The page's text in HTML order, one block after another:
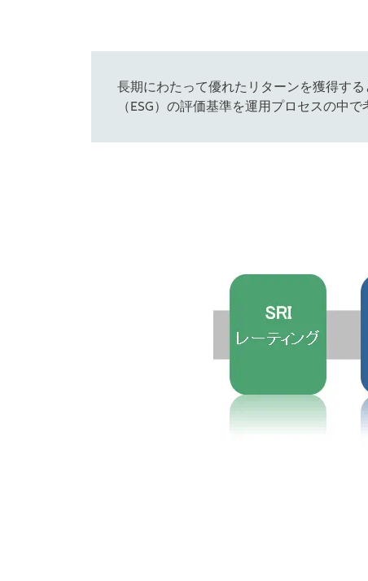
長期にわたって優れたリターンを獲得す
（ESG）の評価基準を運用プロセスの中